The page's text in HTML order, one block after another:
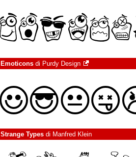
Emoticons di Purdy Design
Strange Types di Manfred Klein